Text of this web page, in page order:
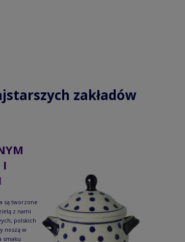
zakładów
I
są tworzone
z nami
polskich
noszą w
smaku